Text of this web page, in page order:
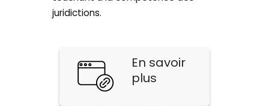
juridictions.
En savoir
plus